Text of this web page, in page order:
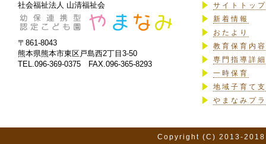
社会福祉法人 山清福祉会
〒861-8043
熊本県熊本市東区戸島西2丁目3-50
TEL.096-369-0375 FAX.096-365-8293
サイトトップ
新着情報
おたより
教育保育内
専門指導詳細
一時保育
地域子育て
やまなみプ
Copyright (C) 2013-